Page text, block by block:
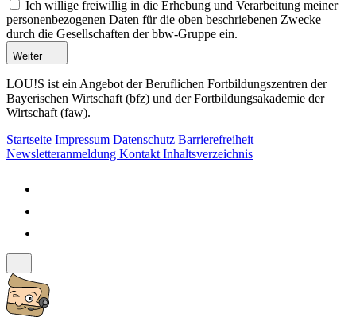
Ich willige freiwillig in die Erhebung und Verarbeitung meiner
personenbezogenen Daten für die oben beschriebenen Zwecke
durch die Gesellschaften der bbw-Gruppe ein.
Weiter
LOU!S ist ein Angebot der Beruflichen Fortbildungszentren der
Bayerischen Wirtschaft (bfz) und der Fortbildungsakademie der
Wirtschaft (faw).
Startseite Impressum Datenschutz Barrierefreiheit
Newsletteranmeldung Kontakt Inhaltsverzeichnis